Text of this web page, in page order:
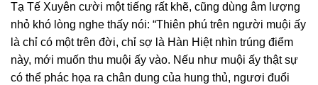
Tạ Tế Xuyên cười một tiếng rất khẽ, cũng dùng âm lượng
nhỏ khó lòng nghe thấy nói: “Thiên phú trên người muội ấy
là chỉ có một trên đời, chỉ sợ là Hàn Hiệt nhìn trúng điểm
này, mới muốn thu muội ấy vào. Nếu như muội ấy thật sự
có thể phác họa ra chân dung của hung thủ, ngươi đuổi